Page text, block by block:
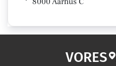
VORES